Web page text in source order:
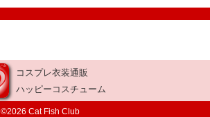
コスプレ衣装通販
ハッピーコスチューム
©2026 Cat Fish Club